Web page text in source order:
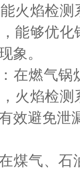
火焰检
能够优
象。
在燃气锅
火焰检
效避免
煤气、石